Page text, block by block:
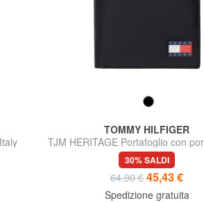
TOMMY HILFIGER
TJM HERITAGE Portafoglio con
30% SALDI
64,90 € 45,43 €
Spedizione gratuita